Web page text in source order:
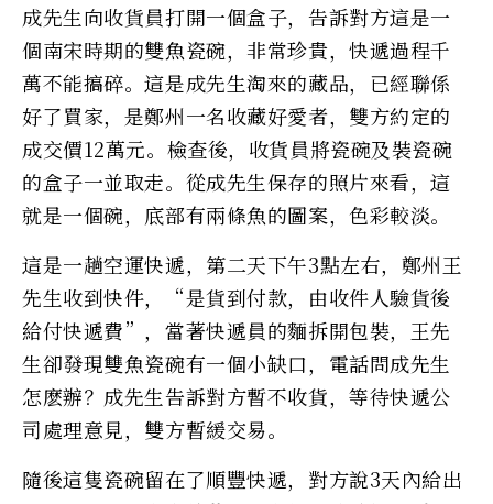
成先生向收貨員打開一個盒子，告訴對方這是一
個南宋時期的雙魚瓷碗，非常珍貴，快遞過程千
萬不能搞碎。這是成先生淘來的藏品，已經聯係
好了買家，是鄭州一名收藏好愛者，雙方約定的
成交價12萬元。檢查後，收貨員將瓷碗及裝瓷碗
的盒子一並取走。從成先生保存的照片來看，這
就是一個碗，底部有兩條魚的圖案，色彩較淡。
這是一趟空運快遞，第二天下午3點左右，鄭州王
先生收到快件，“是貨到付款，由收件人驗貨後
給付快遞費”，當著快遞員的麵拆開包裝，王先
生卻發現雙魚瓷碗有一個小缺口，電話問成先生
怎麽辦？成先生告訴對方暫不收貨，等待快遞公
司處理意見，雙方暫緩交易。
隨後這隻瓷碗留在了順豐快遞，對方說3天內給出